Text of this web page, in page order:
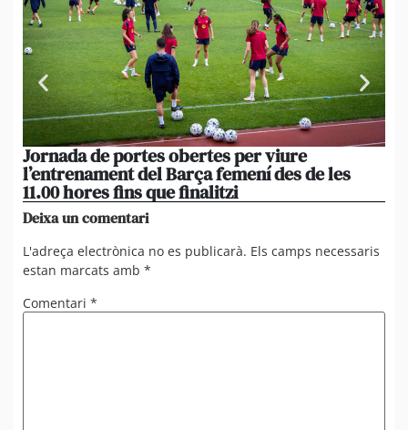
Jornada de portes obertes per viure
l’entrenament del Barça femení des de les
11.00 hores fins que finalitzi
Deixa un comentari
L'adreça electrònica no es publicarà. Els camps necessaris
estan marcats amb *
Comentari *